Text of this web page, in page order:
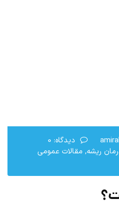
دیدگاه: 0
ریشه, مقالات عمومي